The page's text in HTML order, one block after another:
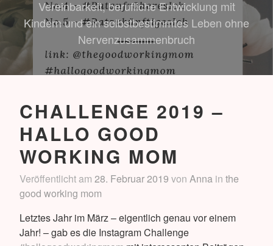
Vereinbarkeit, berufliche Entwicklung mit
Kindern und ein selbstbestimmtes Leben ohne
Nervenzusammenbruch
CHALLENGE 2019 –
HALLO GOOD
WORKING MOM
Veröffentlicht am 28. Februar 2019 von Anna in the
good working mom
Letztes Jahr im März – eigentlich genau vor einem
Jahr! – gab es die Instagram Challenge